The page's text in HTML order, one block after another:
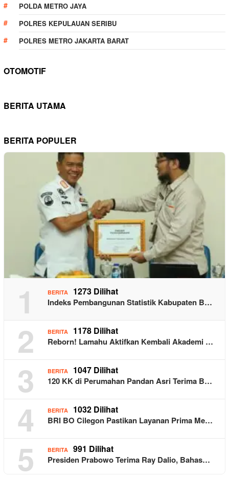
POLDA METRO JAYA
POLRES KEPULAUAN SERIBU
POLRES METRO JAKARTA BARAT
OTOMOTIF
BERITA UTAMA
BERITA POPULER
1 BERITA 1273 Dilihat
Indeks Pembangunan Statistik Kabupaten B…
2 BERITA 1178 Dilihat
Reborn! Lamahu Aktifkan Kembali Akademi …
3 BERITA 1047 Dilihat
120 KK di Perumahan Pandan Asri Terima B…
4 BERITA 1032 Dilihat
BRI BO Cilegon Pastikan Layanan Prima Me…
5 BERITA 991 Dilihat
Presiden Prabowo Terima Ray Dalio, Bahas…